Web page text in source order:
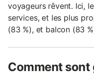
voyageurs rêvent. Ici,
services, et les plus
(83 %), et balcon (83
Comment